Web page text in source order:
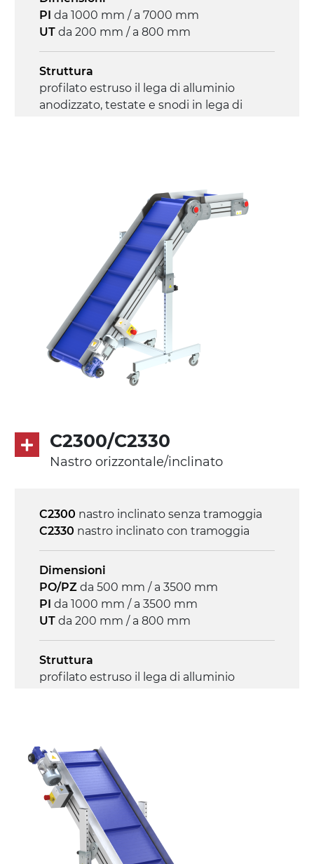
PI da 1000 mm / a 7000 mm
UT da 200 mm / a 800 mm
Struttura
profilato estruso il lega di alluminio
anodizzato, testate e snodi in lega di
Supporti di sostegno
cannocchiali con cerniere in lega di
alluminio pressofuso, gambe in tubolare
in metallo zincato, ruote pivottanti
con/senza freno (2+2)
Tappeto
modulare PP superficie blue
profili di trasporto in PP
diretta in traino (lato sinistro), riduttore
con frizione, motore asincrono trifase
multi tensione 230/400Vac-50Hz-3F
4.6 m/minuto
on/off, E-Stop, protezione termica motore
C2300/C2330
Nastro orizzontale/inclinato
C2300 nastro inclinato senza tramoggia
C2330 nastro inclinato con tramoggia
Dimensioni
PO/PZ da 500 mm / a 3500 mm
PI da 1000 mm / a 3500 mm
UT da 200 mm / a 800 mm
Struttura
profilato estruso il lega di alluminio
Sponde
profilato estruso in lega di alluminio
anodizzato
Supporti di sostegno
cannocchiali con cerniere in lega di
alluminio pressofuso, gambe in tubolare